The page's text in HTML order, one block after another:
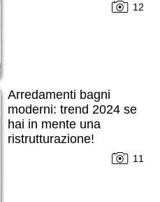
12
Arredamenti bagni
moderni: trend 2024 se
hai in mente una
ristrutturazione!
11